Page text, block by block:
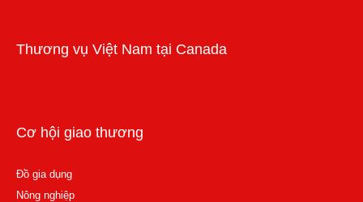
Thương vụ Việt Nam tại Canada
Cơ hội giao thương
Đồ gia dụng
Nông nghiệp